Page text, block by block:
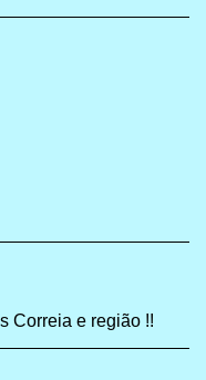
Correia e região !!